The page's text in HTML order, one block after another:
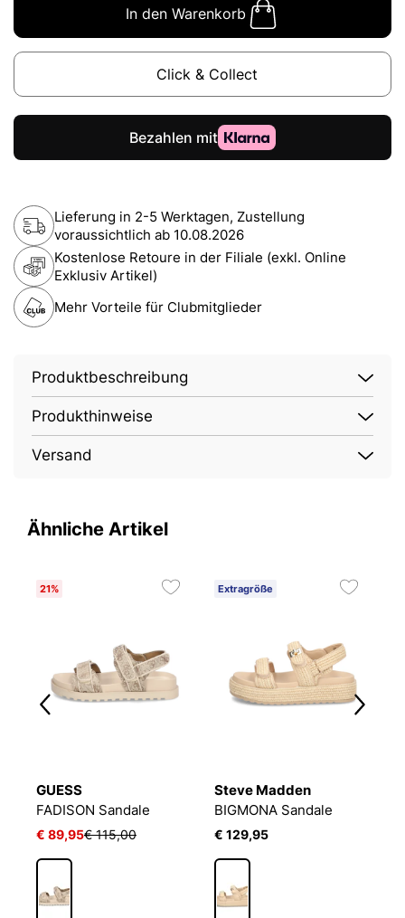
In den Warenkorb
Click & Collect
Lieferung in 2-5 Werktagen, Zustellung
voraussichtlich ab 10.08.2026
Kostenlose Retoure in der Filiale (exkl. Online
Exklusiv Artikel)
Mehr Vorteile für Clubmitglieder
Produktbeschreibung
Produkthinweise
Versand
Ähnliche Artikel
21%
GUESS
FADISON Sandale
€ 89,95€ 115,00
Extragröße
Steve Madden
BIGMONA Sandale
€ 129,95